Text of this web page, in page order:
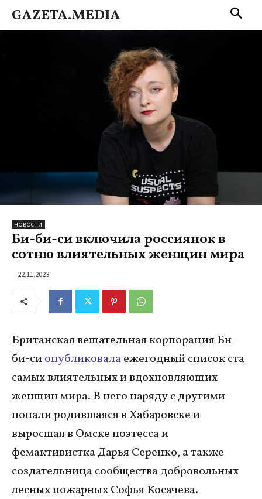
GAZETA.MEDIA
НОВОСТИ
Би-би-си включила россиянок в
сотню влиятельных женщин мира
22.11.2023
Британская вещательная корпорация Би-
би-сиопубликовалаежегодный список ста
самых влиятельных и вдохновляющих
женщин мира. В него наряду с другими
попали родившаяся в Хабаровске и
выросшая в Омске поэтесса и
фемактивистка Дарья Серенко, а также
создательница сообщества добровольных
лесных пожарных Софья Косачева.